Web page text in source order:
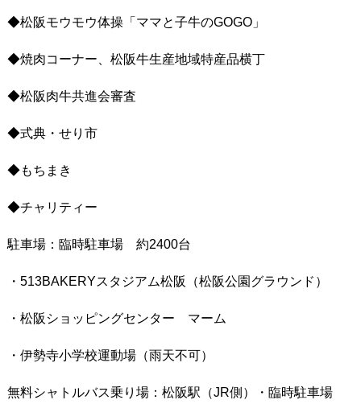
◆松阪モウモウ体操「ママと子牛のGOGO」
◆焼肉コーナー、松阪牛生産地域特産品横丁
◆松阪肉牛共進会審査
◆式典・せり市
◆もちまき
◆チャリティー
駐車場：臨時駐車場 約2400台
・513BAKERYスタジアム松阪（松阪公園グラウンド）
・松阪ショッピングセンター マーム
・伊勢寺小学校運動場（雨天不可）
無料シャトルバス乗り場：松阪駅（JR側）・臨時駐車場